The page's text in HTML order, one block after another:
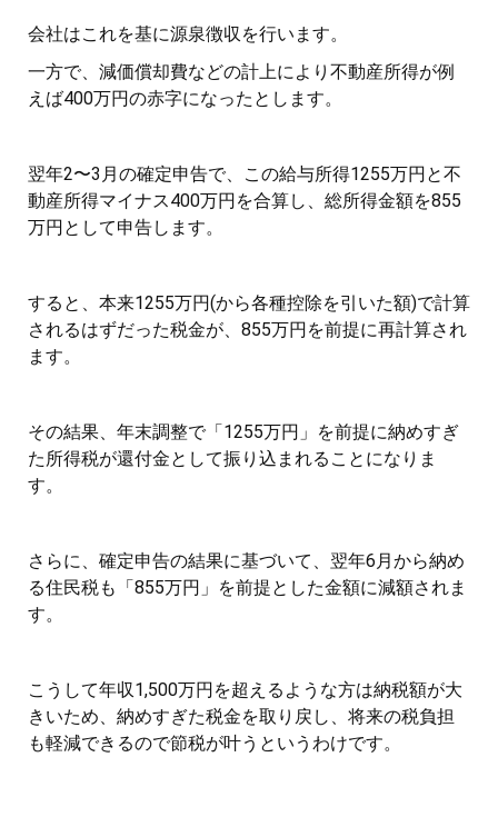
会社はこれを基に源泉徴収を行います。
一方で、減価償却費などの計上により不動産所得が例
えば400万円の赤字になったとします。
翌年2〜3月の確定申告で、この給与所得1255万円と不
動産所得マイナス400万円を合算し、総所得金額を855
万円として申告します。
すると、本来1255万円(から各種控除を引いた額)で計算
されるはずだった税金が、855万円を前提に再計算され
ます。
その結果、年末調整で「1255万円」を前提に納めすぎ
た所得税が還付金として振り込まれることになりま
す。
さらに、確定申告の結果に基づいて、翌年6月から納め
る住民税も「855万円」を前提とした金額に減額されま
す。
こうして年収1,500万円を超えるような方は納税額が大
きいため、納めすぎた税金を取り戻し、将来の税負担
も軽減できるので節税が叶うというわけです。